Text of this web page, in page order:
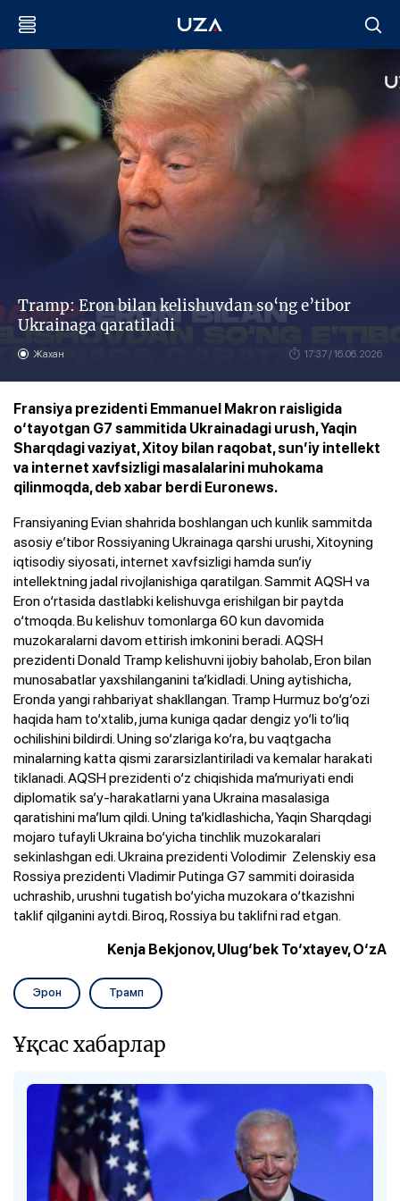
Tramp: Eron bilan kelishuvdan so‘ng e’tibor
Ukrainaga qaratiladi
Жахан 17:37 / 16.06.2026
Fransiya prezidenti Emmanuel Makron raisligida
o‘tayotgan G7 sammitida Ukrainadagi urush, Yaqin
Sharqdagi vaziyat, Xitoy bilan raqobat, sun’iy intellekt
va internet xavfsizligi masalalarini muhokama
qilinmoqda, deb xabar berdi Euronews.
Fransiyaning Evian shahrida boshlangan uch kunlik sammitda
asosiy e’tibor Rossiyaning Ukrainaga qarshi urushi, Xitoyning
iqtisodiy siyosati, internet xavfsizligi hamda sun’iy
intellektning jadal rivojlanishiga qaratilgan. Sammit AQSH va
Eron o‘rtasida dastlabki kelishuvga erishilgan bir paytda
o‘tmoqda. Bu kelishuv tomonlarga 60 kun davomida
muzokaralarni davom ettirish imkonini beradi. AQSH
prezidenti Donald Tramp kelishuvni ijobiy baholab, Eron bilan
munosabatlar yaxshilanganini ta’kidladi. Uning aytishicha,
Eronda yangi rahbariyat shakllangan. Tramp Hurmuz bo‘g‘ozi
haqida ham to‘xtalib, juma kuniga qadar dengiz yo‘li to‘liq
ochilishini bildirdi. Uning so‘zlariga ko‘ra, bu vaqtgacha
minalarning katta qismi zararsizlantiriladi va kemalar harakati
tiklanadi. AQSH prezidenti o‘z chiqishida ma’muriyati endi
diplomatik sa’y-harakatlarni yana Ukraina masalasiga
qaratishini ma’lum qildi. Uning ta’kidlashicha, Yaqin Sharqdagi
mojaro tufayli Ukraina bo‘yicha tinchlik muzokaralari
sekinlashgan edi. Ukraina prezidenti Volodimir Zelenskiy esa
Rossiya prezidenti Vladimir Putinga G7 sammiti doirasida
uchrashib, urushni tugatish bo‘yicha muzokara o‘tkazishni
taklif qilganini aytdi. Biroq, Rossiya bu taklifni rad etgan.
Kenja Bekjonov, Ulug‘bek To‘xtayev, O‘zA
Эрон Трамп
Ұқсас хабарлар